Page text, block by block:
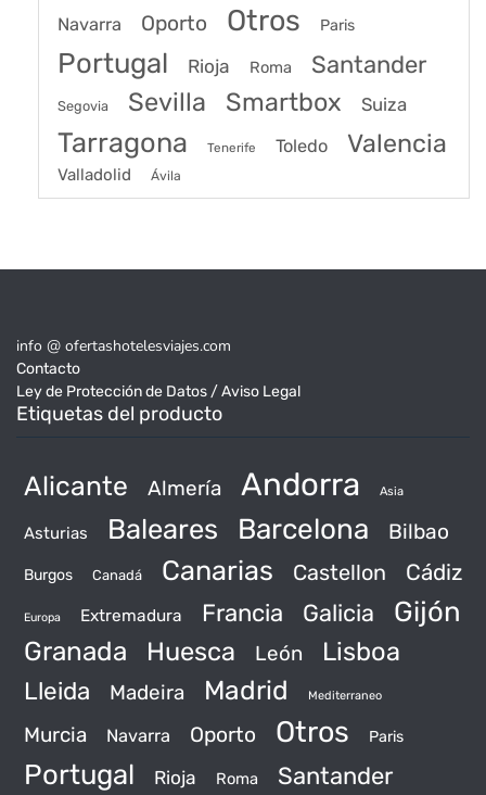
Navarra Oporto Otros Paris
Portugal Rioja Roma Santander
Segovia Sevilla Smartbox Suiza
Tarragona Tenerife Toledo Valencia
Valladolid Ávila
info @ ofertashotelesviajes.com
Contacto
Ley de Protección de Datos / Aviso Legal
Etiquetas del producto
Alicante Almería Andorra Asia
Asturias Baleares Barcelona Bilbao
Burgos Canadá Canarias Castellon Cádiz
Europa Extremadura Francia Galicia Gijón
Granada Huesca León Lisboa
Lleida Madeira Madrid Mediterraneo
Murcia Navarra Oporto Otros Paris
Portugal Rioja Roma Santander